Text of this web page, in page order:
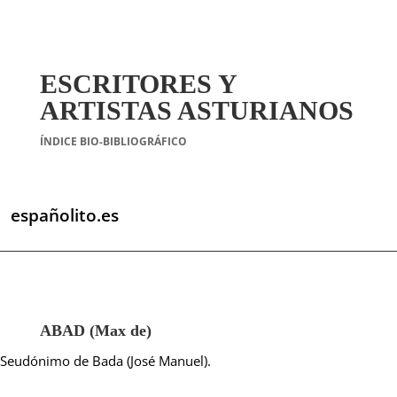
ESCRITORES Y
ARTISTAS ASTURIANOS
ÍNDICE BIO-BIBLIOGRÁFICO
españolito.es
ABAD (Max de)
Seudónimo de Bada (José Ma­nuel).